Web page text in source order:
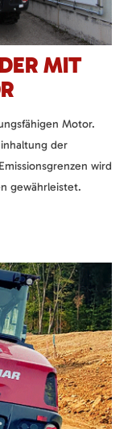
MIT
Motor.
der
wird
gewährleistet.